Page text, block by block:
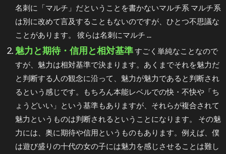
名刺に「マルチ」だということを書かないマルチ系 マルチ系
は別に改めて言及することもないのですが、ひとつ不思議な
ことがあります。 彼らは名刺にマルチ ...
魅力と期待・信用と相対基準すごく単純なことなので
すが、魅力は相対基準で決まります。あくまでそれを魅力だ
と判断する人の観念に沿って、魅力が魅力であると判断され
るという感じです。もちろん本能レベルでの快・不快や「ち
ょうどいい」という基準もありますが、それらが複合されて
魅力というものは判断されるということになります。 その魅
力には、奥に期待や信用というものもあります。例えば、僕
は遊び盛りの十代の女の子には魅力を感じさせることは難し